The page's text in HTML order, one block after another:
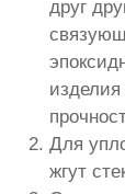
друг
изделия
Для
жгут